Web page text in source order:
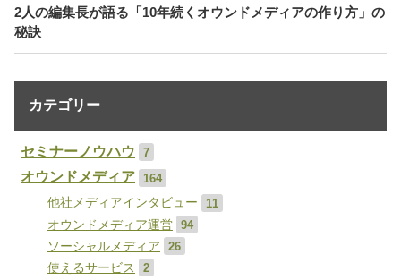
2人の編集長が語る「10年続くオウンドメディアの作り方」の
秘訣
カテゴリー
セミナーノウハウ 7
オウンドメディア
164
他社メディアインタビュー
11
オウンドメディア運営
94
ソーシャルメディア
26
使えるサービス
2